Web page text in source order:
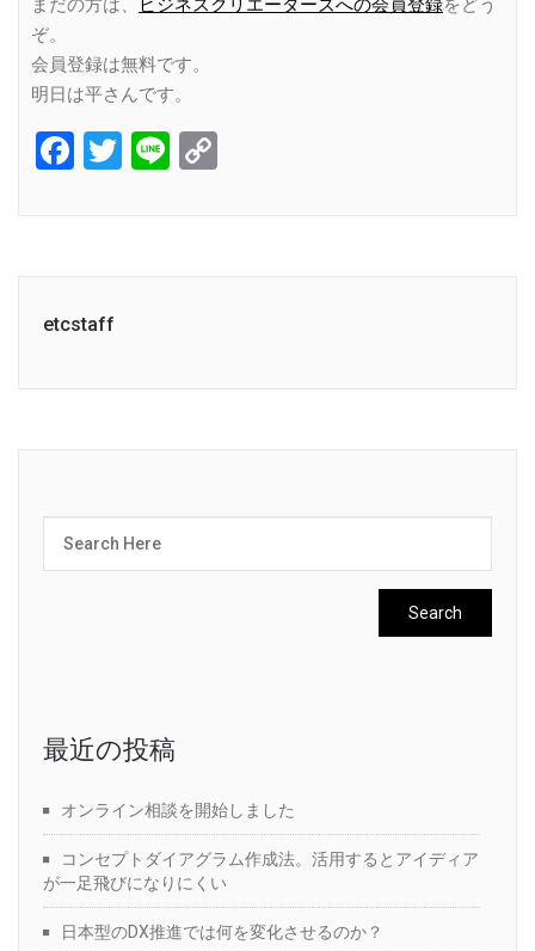
まだの方は、
ビジネスクリエーターズへの会員登録をどう
ぞ。
会員登録は無料です。
明日は平さんです。
Facebook
Twitter
Line
etcstaff
最近の投稿
オンライン相談を開始しました
コンセプトダイアグラム作成法。活用するとアイディア
が一足飛びになりにくい
日本型のDX推進では何を変化させるのか？